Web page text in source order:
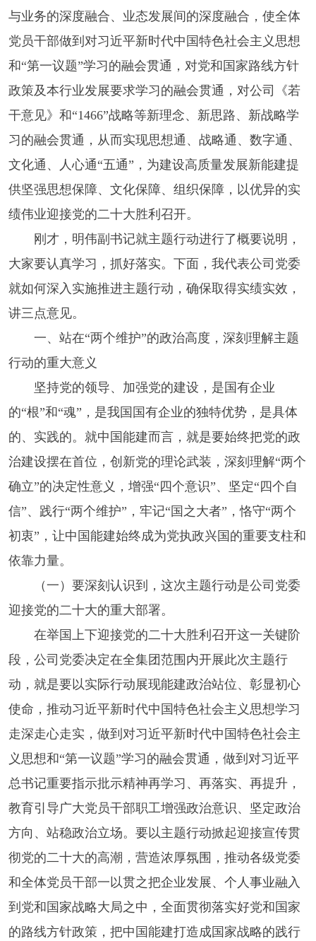
与业务的深度融合、业态发展间的深度融合，使全体
党员干部做到对习近平新时代中国特色社会主义思想
和“第一议题”学习的融会贯通，对党和国家路线方针
政策及本行业发展要求学习的融会贯通，对公司《若
干意见》和“1466”战略等新理念、新思路、新战略学
习的融会贯通，从而实现思想通、战略通、数字通、
文化通、人心通“五通”，为建设高质量发展新能建提
供坚强思想保障、文化保障、组织保障，以优异的实
绩伟业迎接党的二十大胜利召开。
刚才，明伟副书记就主题行动进行了概要说明，
大家要认真学习，抓好落实。下面，我代表公司党委
就如何深入实施推进主题行动，确保取得实绩实效，
讲三点意见。
一、站在“两个维护”的政治高度，深刻理解主题
行动的重大意义
坚持党的领导、加强党的建设，是国有企业
的“根”和“魂”，是我国国有企业的独特优势，是具体
的、实践的。就中国能建而言，就是要始终把党的政
治建设摆在首位，创新党的理论武装，深刻理解“两个
确立”的决定性意义，增强“四个意识”、坚定“四个自
信”、践行“两个维护”，牢记“国之大者”，恪守“两个
初衷”，让中国能建始终成为党执政兴国的重要支柱和
依靠力量。
（一）要深刻认识到，这次主题行动是公司党委
迎接党的二十大的重大部署。
在举国上下迎接党的二十大胜利召开这一关键阶
段，公司党委决定在全集团范围内开展此次主题行
动，就是要以实际行动展现能建政治站位、彰显初心
使命，推动习近平新时代中国特色社会主义思想学习
走深走心走实，做到对习近平新时代中国特色社会主
义思想和“第一议题”学习的融会贯通，做到对习近平
总书记重要指示批示精神再学习、再落实、再提升，
教育引导广大党员干部职工增强政治意识、坚定政治
方向、站稳政治立场。要以主题行动掀起迎接宣传贯
彻党的二十大的高潮，营造浓厚氛围，推动各级党委
和全体党员干部一以贯之把企业发展、个人事业融入
到党和国家战略大局之中，全面贯彻落实好党和国家
的路线方针政策，把中国能建打造成国家战略的践行